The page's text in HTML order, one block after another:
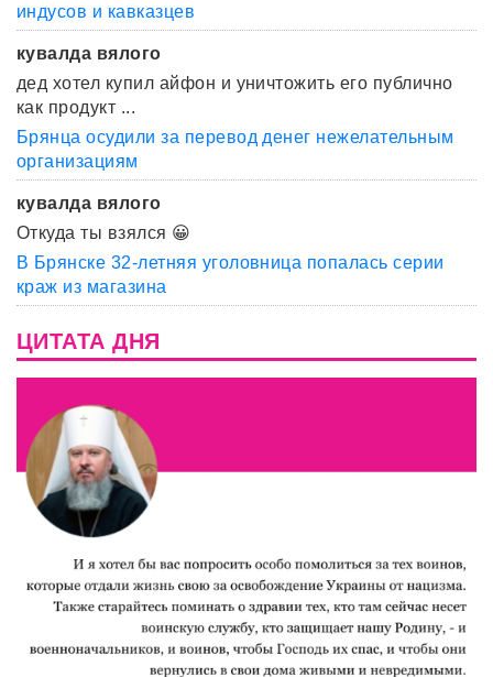
индусов и кавказцев
кувалда вялого
дед хотел купил айфон и уничтожить его публично
как продукт ...
Брянца осудили за перевод денег нежелательным
организациям
кувалда вялого
Откуда ты взялся 😀
В Брянске 32-летняя уголовница попалась серии
краж из магазина
ЦИТАТА ДНЯ